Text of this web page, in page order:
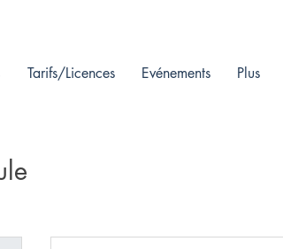
Tarifs/Licences Evénements Plus